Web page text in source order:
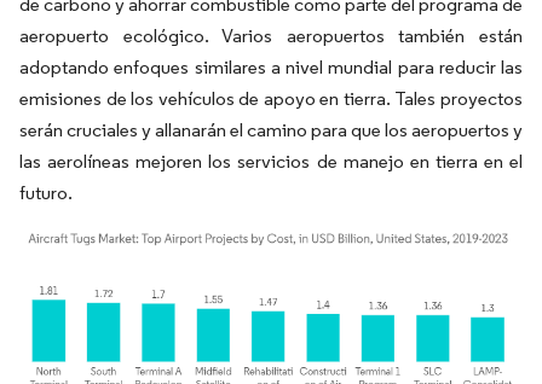
aeropuerto ecológico. Varios aeropuertos también están
adoptando enfoques similares a nivel mundial para reducir las
emisiones de los vehículos de apoyo en tierra. Tales proyectos
serán cruciales y allanarán el camino para que los aeropuertos y
las aerolíneas mejoren los servicios de manejo en tierra en el
futuro.